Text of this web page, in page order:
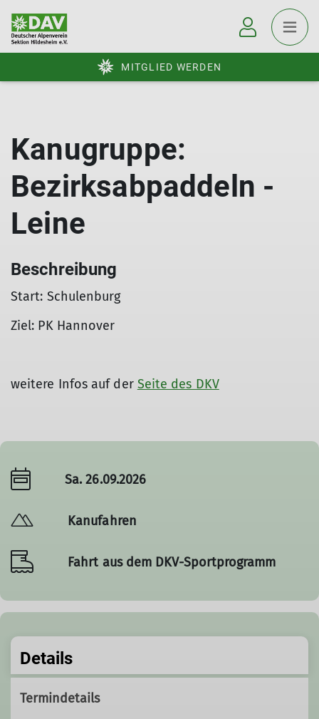
MITGLIED WERDEN
Kanugruppe:
Bezirksabpaddeln -
Leine
Beschreibung
Start: Schulenburg
Ziel: PK Hannover
weitere Infos auf der Seite des DKV
Sa. 26.09.2026
Kanufahren
Fahrt aus dem DKV-Sportprogramm
Details
Termindetails